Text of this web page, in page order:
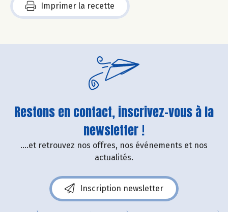
Imprimer la recette
Restons en contact, inscrivez-vous à la
newsletter !
....et retrouvez nos offres, nos événements et nos
actualités.
Inscription newsletter